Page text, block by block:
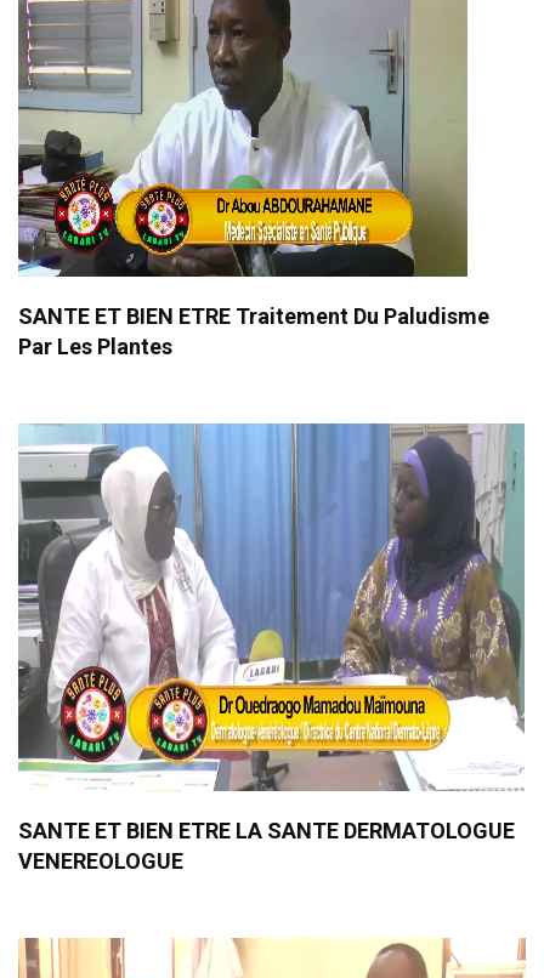
SANTE ET BIEN ETRE Traitement Du Paludisme
Par Les Plantes
SANTE ET BIEN ETRE LA SANTE DERMATOLOGUE
VENEREOLOGUE